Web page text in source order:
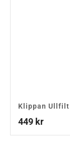
Klippan Ullfilt
449 kr